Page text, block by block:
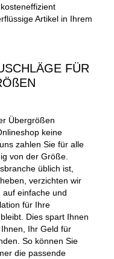
Artikel in Ihrem
FÜR
Übergrößen
keine
zahlen Sie für alle
von der Größe.
üblich ist,
verzichten wir
auf einfache und
für Ihre
Dies spart Ihnen
Ihr Geld für
So können Sie
die passende